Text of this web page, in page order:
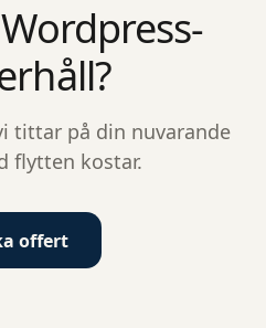
tittar på din nuvarande
flytten kostar.
offert